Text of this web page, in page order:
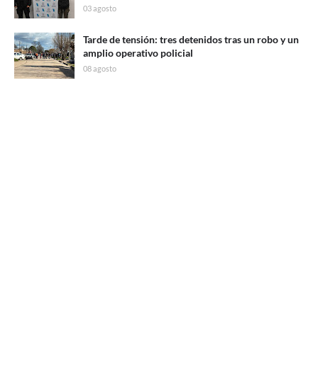
03 agosto
Tarde de tensión: tres detenidos tras un robo y un
amplio operativo policial
08 agosto